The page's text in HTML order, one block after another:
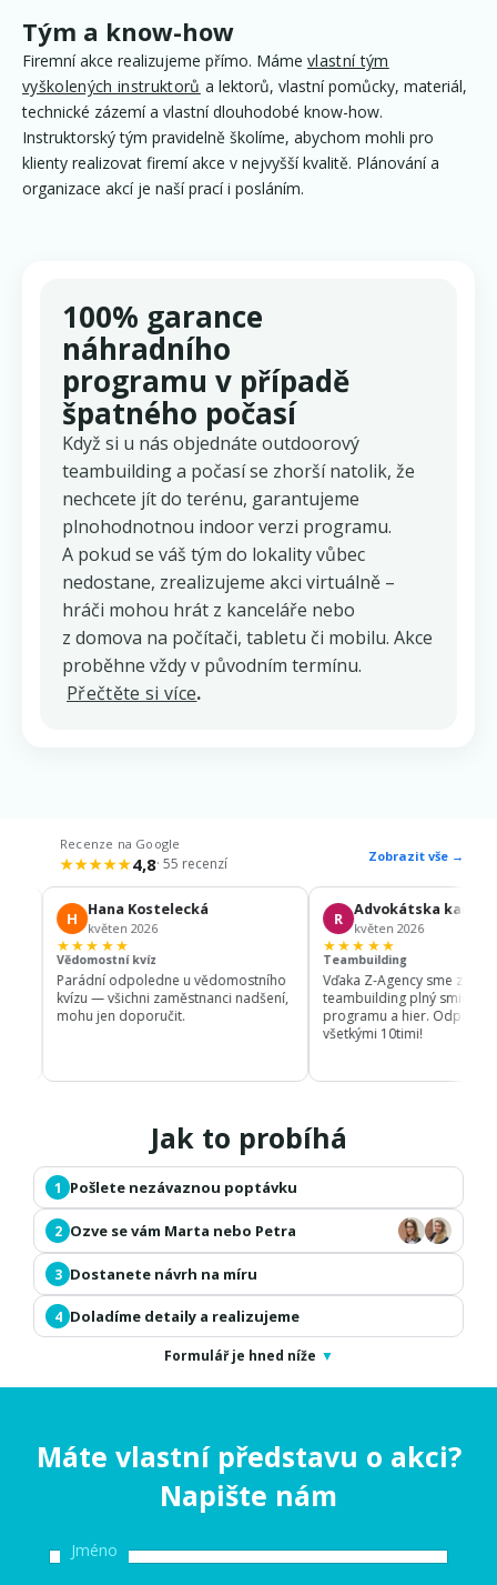
Tým a know-how
Firemní akce realizujeme přímo. Máme vlastní tým
vyškolených instruktorů a lektorů, vlastní pomůcky, materiál,
technické zázemí a vlastní dlouhodobé know-how.
Instruktorský tým pravidelně školíme, abychom mohli pro
klienty realizovat firemí akce v nejvyšší kvalitě. Plánování a
organizace akcí je naší prací i posláním.
100% garance
náhradního
programu v případě
špatného počasí
Když si u nás objednáte outdoorový
teambuilding a počasí se zhorší natolik, že
nechcete jít do terénu, garantujeme
plnohodnotnou indoor verzi programu.
A pokud se váš tým do lokality vůbec
nedostane, zrealizujeme akci virtuálně –
hráči mohou hrát z kanceláře nebo
z domova na počítači, tabletu či mobilu. Akce
proběhne vždy v původním termínu.
Přečtěte si více.
Máte vlastní představu o akci?
Napište nám
Jméno